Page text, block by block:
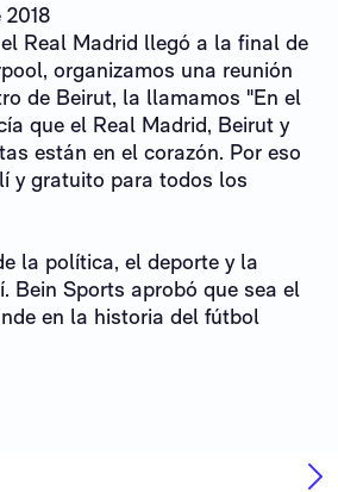
Real Madrid llegó a la final de
organizamos una reunión
de Beirut, la llamamos "En el
que el Real Madrid, Beirut y
están en el corazón. Por eso
y gratuito para todos los
la política, el deporte y la
Bein Sports aprobó que sea el
en la historia del fútbol